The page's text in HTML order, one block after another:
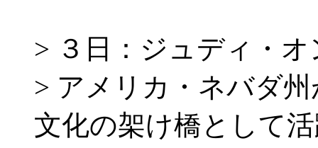
> ３日：ジュディ・
> アメリカ・ネバダ
文化の架け橋として